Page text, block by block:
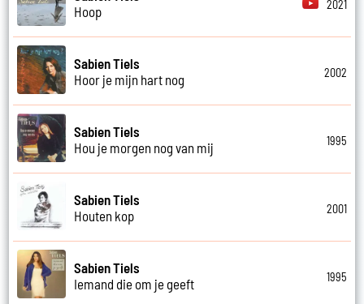
Hoop
2021
Sabien Tiels
Hoor je mijn hart nog
2002
Sabien Tiels
Hou je morgen nog van mij
1995
Sabien Tiels
Houten kop
2001
Sabien Tiels
Iemand die om je geeft
1995